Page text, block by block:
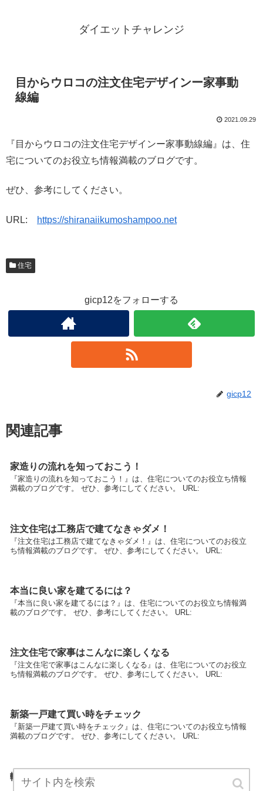
ダイエットチャレンジ
目からウロコの注文住宅デザインー家事動
線編
2021.09.29
『目からウロコの注文住宅デザインー家事動線編』は、住
宅についてのお役立ち情報満載のブログです。
ぜひ、参考にしてください。
URL: https://shiranaiikumoshampoo.net
住宅
gicp12をフォローする
gicp12
関連記事
家造りの流れを知っておこう！
『家造りの流れを知っておこう！』は、住宅についてのお役立ち情報
満載のブログです。 ぜひ、参考にしてください。 URL:
注文住宅は工務店で建てなきゃダメ！
『注文住宅は工務店で建てなきゃダメ！』は、住宅についてのお役立
ち情報満載のブログです。 ぜひ、参考にしてください。 URL:
本当に良い家を建てるには？
『本当に良い家を建てるには？』は、住宅についてのお役立ち情報満
載のブログです。 ぜひ、参考にしてください。 URL:
注文住宅で家事はこんなに楽しくなる
『注文住宅で家事はこんなに楽しくなる』は、住宅についてのお役立
ち情報満載のブログです。 ぜひ、参考にしてください。 URL:
新築一戸建て買い時をチェック
『新築一戸建て買い時をチェック』は、住宅についてのお役立ち情報
満載のブログです。 ぜひ、参考にしてください。 URL:
輸入住宅を建てた後に気をつけるべきこと
『輸入住宅を建てた後に気をつけるべきこと』は、住宅についてのお